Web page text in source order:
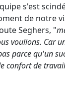
s'est
de notre
Seghers, "
voulions. Car
parce qu'un
confort de